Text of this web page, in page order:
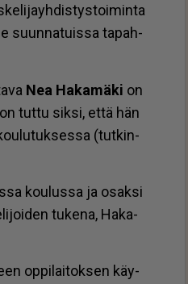
suun­na­tuis­sa ta­pah­
Nea Ha­ka­mä­ki on
tut­tu sik­si, et­tä hän
(tut­kin­
kou­lus­sa ja osak­si
tu­ke­na, Ha­ka­
op­pi­lai­tok­sen käy­